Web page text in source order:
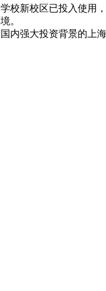
校新校区已投入使
。
强大投资背景的